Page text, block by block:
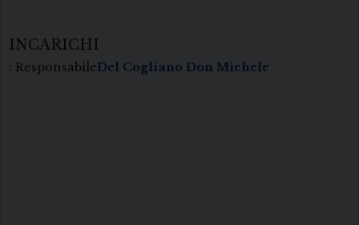
INCARICHI
Del Cogliano Don Michele
: Responsabile